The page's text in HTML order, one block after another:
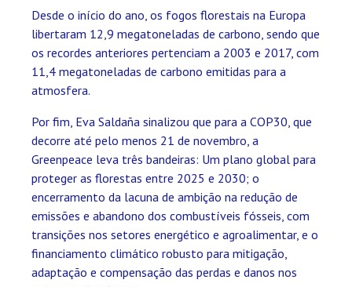
Desde o início do ano, os fogos florestais na Europa
libertaram 12,9 megatoneladas de carbono, sendo que
os recordes anteriores pertenciam a 2003 e 2017, com
11,4 megatoneladas de carbono emitidas para a
atmosfera.
Por fim, Eva Saldaña sinalizou que para a COP30, que
decorre até pelo menos 21 de novembro, a
Greenpeace leva três bandeiras: Um plano global para
proteger as florestas entre 2025 e 2030; o
encerramento da lacuna de ambição na redução de
emissões e abandono dos combustíveis fósseis, com
transições nos setores energético e agroalimentar, e o
financiamento climático robusto para mitigação,
adaptação e compensação das perdas e danos nos